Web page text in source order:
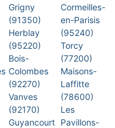
Grigny
(91350)
Herblay
(95220)
Bois-
Colombes
(92270)
Vanves
(92170)
Guyancourt
Cormeilles-
en-Parisis
(95240)
Torcy
(77200)
Maisons-
Laffitte
(78600)
Les
Pavillons-